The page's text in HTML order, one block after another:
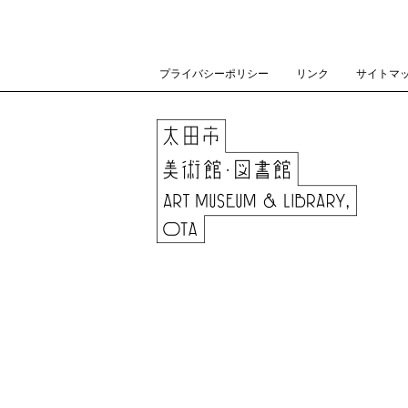
プライバシーポリシー リンク サイトマ